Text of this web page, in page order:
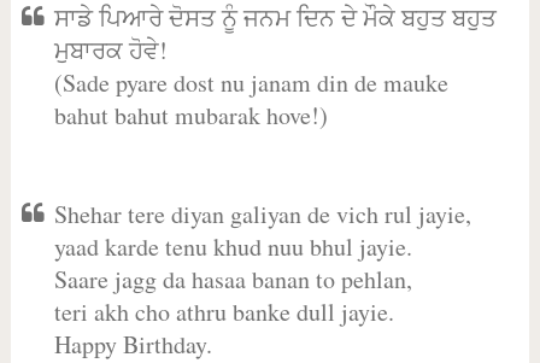
ਸਾਡੇ ਪਿਆਰੇ ਦੋਸਤ ਨੂੰ ਜਨਮ ਦਿਨ ਦੇ ਮੌਕੇ ਬਹੁਤ ਬਹੁਤ
ਮੁਬਾਰਕ ਹੋਵੇ!
(Sade pyare dost nu janam din de mauke
bahut bahut mubarak hove!)
Shehar tere diyan galiyan de vich rul jayie,
yaad karde tenu khud nuu bhul jayie.
Saare jagg da hasaa banan to pehlan,
teri akh cho athru banke dull jayie.
Happy Birthday.